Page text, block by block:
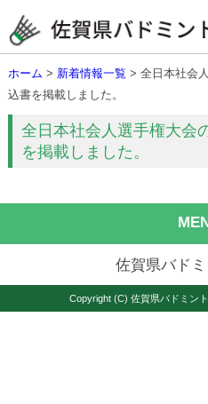
ホーム > 新着情報一覧 > 全日本社会
込書を掲載しました。
全日本社会人選手権大会
を掲載しました。
佐賀県バド
Copyright (C) 佐賀県バドミン